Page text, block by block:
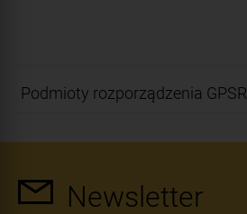
Podmioty rozporządzenia GPSR
Newsletter